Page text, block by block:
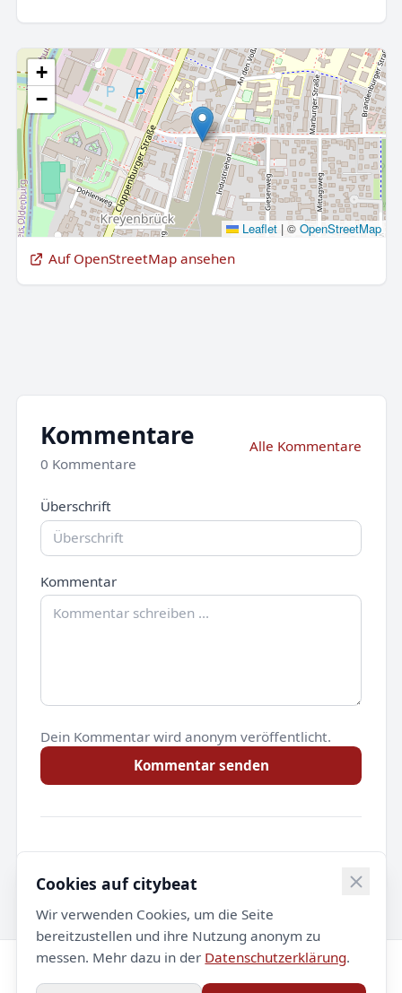
+
−
Leaflet |© OpenStreetMap
Auf OpenStreetMap ansehen
Kommentare
0 Kommentare
Alle Kommentare
Überschrift
Kommentar
Dein Kommentar wird anonym veröffentlicht.
Kommentar senden
Noch keine Kommentare.
© 2026 citybeat. Alle Rechte vorbehalten.
Cookies auf citybeat
Wir verwenden Cookies, um die Seite
bereitzustellen und ihre Nutzung anonym zu
messen. Mehr dazu in der Datenschutzerklärung.